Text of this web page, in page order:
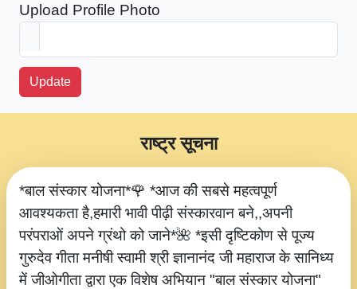
Upload Profile Photo
Update
*बाल संस्कार योजना*🌹 *आज की सबसे महत्वपूर्ण
आवश्यकता है,हमारी भावी पीढ़ी संस्कारवान बने,,अपनी
परंपराओं अपने ग्रंथो को जाने*🌺 *इसी दृष्टिकोण से पूज्य
गुरुदेव गीता मनीषी स्वामी श्री ज्ञानानंद जी महाराज के सानिध्य
में जीओगीता द्वारा एक विशेष अभियान "बाल संस्कार योजना"
राष्ट्र सूचना